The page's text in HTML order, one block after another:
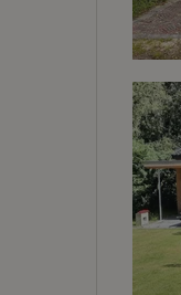
Strikt
accountbeheer.
_tt_enable_cookie